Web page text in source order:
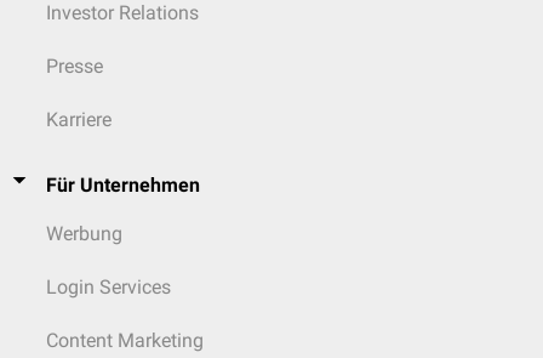
Investor Relations
Presse
Karriere
Für Unternehmen
Werbung
Login Services
Content Marketing